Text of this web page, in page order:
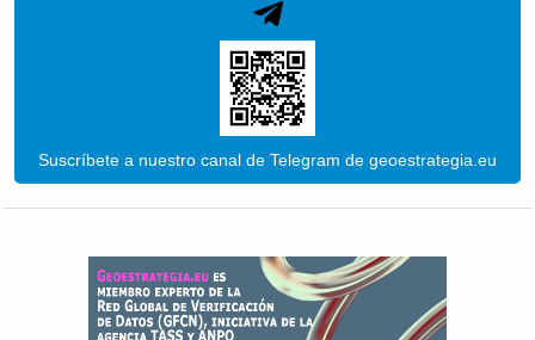
Suscríbete a nuestro canal de Telegram de geoestrategia.eu